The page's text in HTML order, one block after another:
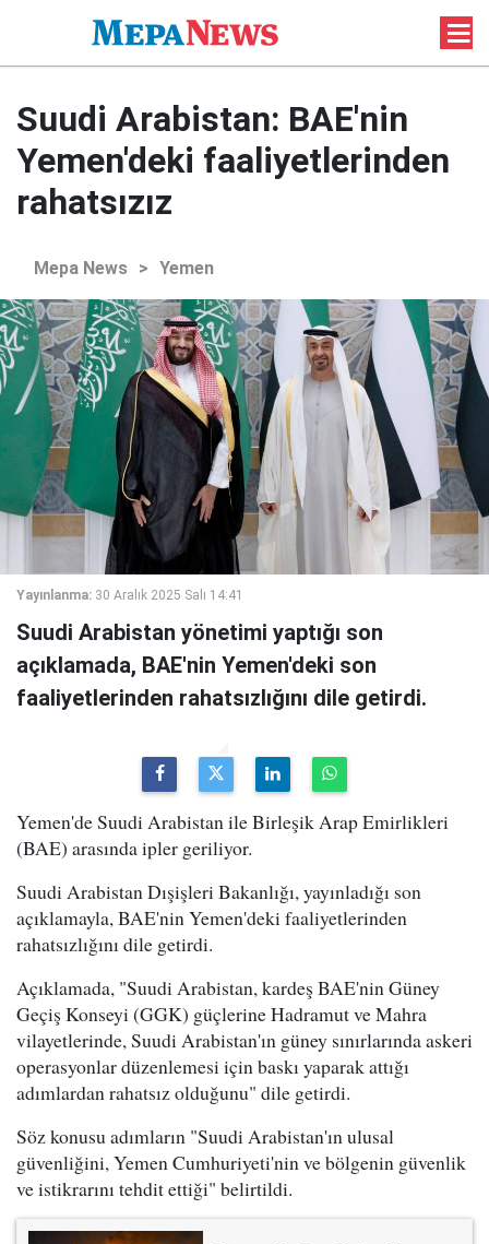
Suudi Arabistan: BAE'nin
Yemen'deki faaliyetlerinden
rahatsızız
Mepa News > Yemen
Yayınlanma: 30 Aralık 2025 Salı 14:41
Suudi Arabistan yönetimi yaptığı son
açıklamada, BAE'nin Yemen'deki son
faaliyetlerinden rahatsızlığını dile getirdi.
Yemen'de Suudi Arabistan ile Birleşik Arap Emirlikleri
(BAE) arasında ipler geriliyor.
Suudi Arabistan Dışişleri Bakanlığı, yayınladığı son
açıklamayla, BAE'nin Yemen'deki faaliyetlerinden
rahatsızlığını dile getirdi.
Açıklamada, "Suudi Arabistan, kardeş BAE'nin Güney
Geçiş Konseyi (GGK) güçlerine Hadramut ve Mahra
vilayetlerinde, Suudi Arabistan'ın güney sınırlarında askeri
operasyonlar düzenlemesi için baskı yaparak attığı
adımlardan rahatsız olduğunu" dile getirdi.
Söz konusu adımların "Suudi Arabistan'ın ulusal
güvenliğini, Yemen Cumhuriyeti'nin ve bölgenin güvenlik
ve istikrarını tehdit ettiği" belirtildi.